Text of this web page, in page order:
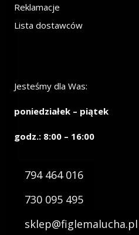
Reklamacje
Lista dostawców
Jesteśmy dla Was:
poniedziałek – piątek
godz.: 8:00 – 16:00
794 464 016
730 095 495
sklep@figlemalucha.pl